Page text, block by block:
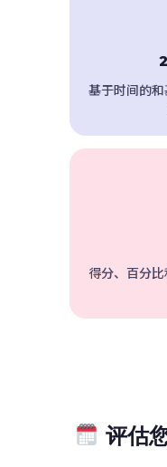
基于时间的
得分、百分
评估